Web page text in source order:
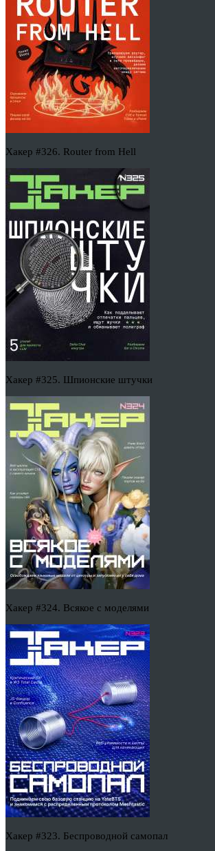
Хакер #326. Router from Hell
Хакер #325. Шпионские штучки
Хакер #324. Всякое с моделями
Хакер #323. Беспроводной самопал